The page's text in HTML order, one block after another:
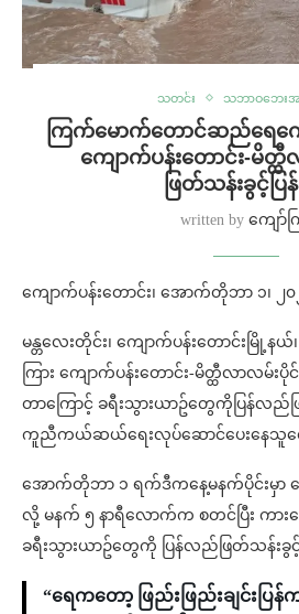
သတင်း သဘာဝဘေးအ
ကြက်မောက်တောင်ဆည်ရေက
ကျောက်ပန်းတောင်း-မိတ္
ဖြတ်သန်းခွင့်ပြ
written by ကျော်က
ကျောက်ပန်းတောင်း၊ အောက်တိုဘာ ၁၊ ၂၀
မန္တလေးတိုင်း၊ ကျောက်ပန်းတောင်းမြို့န
ကြား ကျောက်ပန်းတောင်း-မိတ္ထီလာလမ်း
တာကြောင့် ခရီးသွားယာဥ်တွေကိုပြန်လည်ဖ
ကူညီကယ်ဆယ်ရေးလုပ်ဆောင်ပေးနေသူ
အောက်တိုဘာ ၁ ရက်ဒီကနေ့မနက်ပိုင်းမှာ
လို့ မနက် ၅ နာရီလောက်က စတင်ပြီး ကာ
ခရီးသွားယာဥ်တွေကို ပြန်လည်ဖြတ်သန်း
“ရေကတော့ ဖြည်းဖြည်းချင်းပြန်က